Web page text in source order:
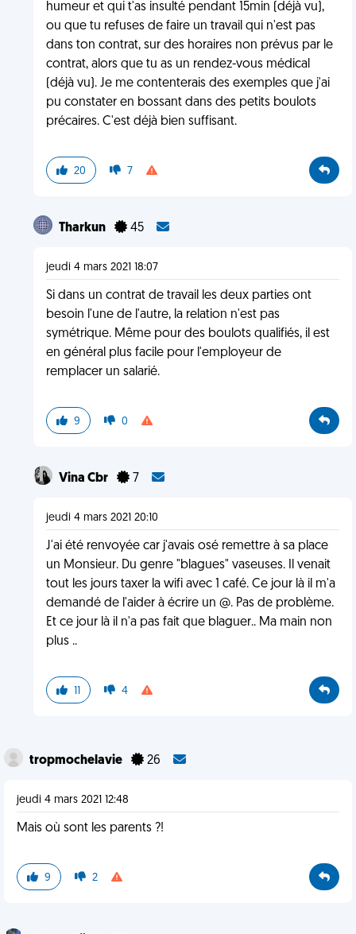
humeur et qui t'as insulté pendant 15min (déjà vu),
ou que tu refuses de faire un travail qui n'est pas
dans ton contrat, sur des horaires non prévus par le
contrat, alors que tu as un rendez-vous médical
(déjà vu). Je me contenterais des exemples que j'ai
pu constater en bossant dans des petits boulots
précaires. C'est déjà bien suffisant.
20 7
Tharkun 45
jeudi 4 mars 2021 18:07
Si dans un contrat de travail les deux parties ont
besoin l'une de l'autre, la relation n'est pas
symétrique. Même pour des boulots qualifiés, il est
en général plus facile pour l'employeur de
remplacer un salarié.
9 0
Vina Cbr 7
jeudi 4 mars 2021 20:10
J'ai été renvoyée car j'avais osé remettre à sa place
un Monsieur. Du genre "blagues" vaseuses. Il venait
tout les jours taxer la wifi avec 1 café. Ce jour là il m'a
demandé de l'aider à écrire un @. Pas de problème.
Et ce jour là il n'a pas fait que blaguer.. Ma main non
plus ..
11 4
tropmochelavie 26
jeudi 4 mars 2021 12:48
Mais où sont les parents ?!
9 2